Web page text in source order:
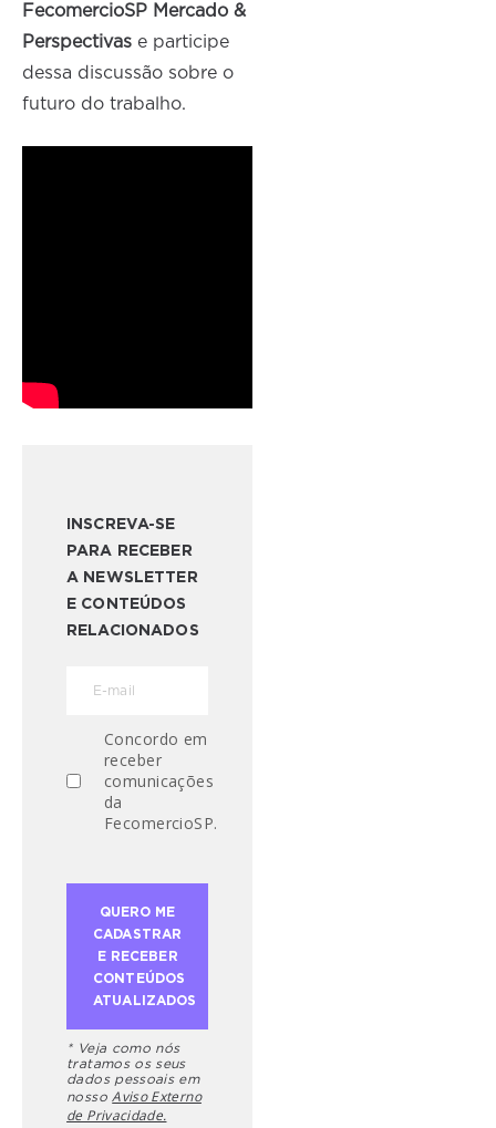
FecomercioSP Mercado &
Perspectivas e participe
dessa discussão sobre o
futuro do trabalho.
INSCREVA-SE
PARA RECEBER
A NEWSLETTER
E CONTEÚDOS
RELACIONADOS
Concordo em
receber
comunicações
da
FecomercioSP.
* Veja como nós
tratamos os seus
dados pessoais em
nosso Aviso Externo
de Privacidade.